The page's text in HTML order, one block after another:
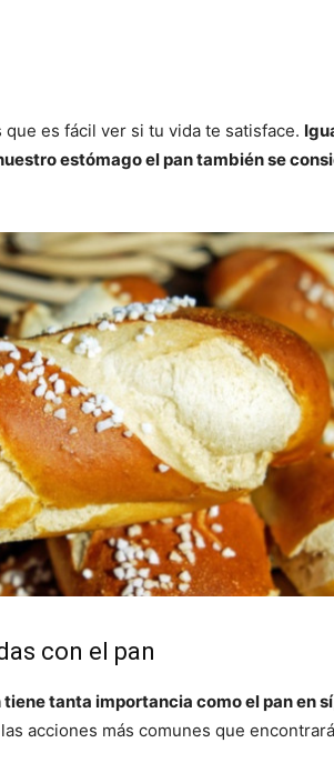
es fácil ver si tu vida te satisface.
estómago el pan también se
con el pan
tiene tanta importancia como el pan en sí
acciones más comunes que